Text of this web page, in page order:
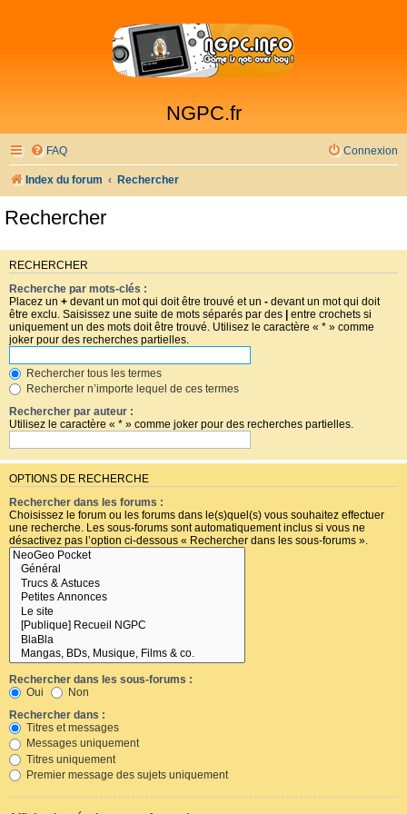
NGPC.fr
FAQ Connexion
Index du forum Rechercher
Rechercher
RECHERCHER
Recherche par mots-clés :
Placez un + devant un mot qui doit être trouvé et un - devant un mot qui doit
être exclu. Saisissez une suite de mots séparés par des | entre crochets si
uniquement un des mots doit être trouvé. Utilisez le caractère « * » comme
joker pour des recherches partielles.
Rechercher tous les termes
Rechercher n’importe lequel de ces termes
Rechercher par auteur :
Utilisez le caractère « * » comme joker pour des recherches partielles.
OPTIONS DE RECHERCHE
Rechercher dans les forums :
Choisissez le forum ou les forums dans le(s)quel(s) vous souhaitez effectuer
une recherche. Les sous-forums sont automatiquement inclus si vous ne
désactivez pas l’option ci-dessous « Rechercher dans les sous-forums ».
Rechercher dans les sous-forums :
Oui
Non
Rechercher dans :
Titres et messages
Messages uniquement
Titres uniquement
Premier message des sujets uniquement